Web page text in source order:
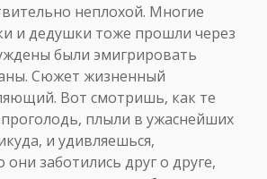
неплохой. Многие
и дедушки тоже прошли через
были эмигрировать
Сюжет жизненный
Вот смотришь, как те
плыли в ужаснейших
и удивляешься,
они заботились друг о друге,